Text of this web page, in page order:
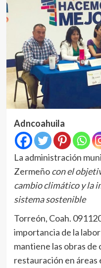
Adncoahuila
La administración
Zermeñocon el
cambio climático y la
sistema sostenible
Torreón, Coah.
importancia de la
mantiene las obras de
restauración en áreas